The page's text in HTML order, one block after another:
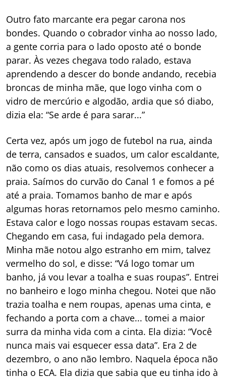
Outro fato marcante era pegar carona nos
bondes. Quando o cobrador vinha ao nosso lado,
a gente corria para o lado oposto até o bonde
parar. Às vezes chegava todo ralado, estava
aprendendo a descer do bonde andando, recebia
broncas de minha mãe, que logo vinha com o
vidro de mercúrio e algodão, ardia que só diabo,
dizia ela: “Se arde é para sarar...”
Certa vez, após um jogo de futebol na rua, ainda
de terra, cansados e suados, um calor escaldante,
não como os dias atuais, resolvemos conhecer a
praia. Saímos do curvão do Canal 1 e fomos a pé
até a praia. Tomamos banho de mar e após
algumas horas retornamos pelo mesmo caminho.
Estava calor e logo nossas roupas estavam secas.
Chegando em casa, fui indagado pela demora.
Minha mãe notou algo estranho em mim, talvez
vermelho do sol, e disse: “Vá logo tomar um
banho, já vou levar a toalha e suas roupas”. Entrei
no banheiro e logo minha chegou. Notei que não
trazia toalha e nem roupas, apenas uma cinta, e
fechando a porta com a chave... tomei a maior
surra da minha vida com a cinta. Ela dizia: “Você
nunca mais vai esquecer essa data”. Era 2 de
dezembro, o ano não lembro. Naquela época não
tinha o ECA. Ela dizia que sabia que eu tinha ido à